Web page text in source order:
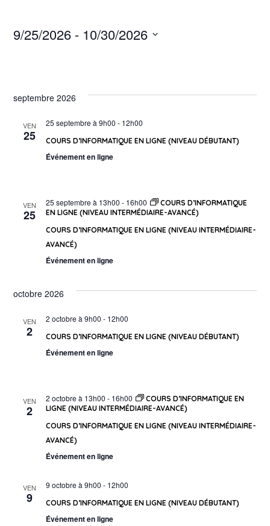
9/25/2026 - 10/30/2026
septembre 2026
VEN
25
25 septembre à 9h00 - 12h00
COURS D’INFORMATIQUE EN LIGNE (NIVEAU DÉBUTANT)
Événement en ligne
VEN
25
25 septembre à 13h00 - 16h00
COURS D’INFORMATIQUE
EN LIGNE (NIVEAU INTERMÉDIAIRE-AVANCÉ)
COURS D’INFORMATIQUE EN LIGNE (NIVEAU INTERMÉDIAIRE-
AVANCÉ)
Événement en ligne
octobre 2026
VEN
2
2 octobre à 9h00 - 12h00
COURS D’INFORMATIQUE EN LIGNE (NIVEAU DÉBUTANT)
Événement en ligne
VEN
2
2 octobre à 13h00 - 16h00
COURS D’INFORMATIQUE EN
LIGNE (NIVEAU INTERMÉDIAIRE-AVANCÉ)
COURS D’INFORMATIQUE EN LIGNE (NIVEAU INTERMÉDIAIRE-
AVANCÉ)
Événement en ligne
VEN
9
9 octobre à 9h00 - 12h00
COURS D’INFORMATIQUE EN LIGNE (NIVEAU DÉBUTANT)
Événement en ligne